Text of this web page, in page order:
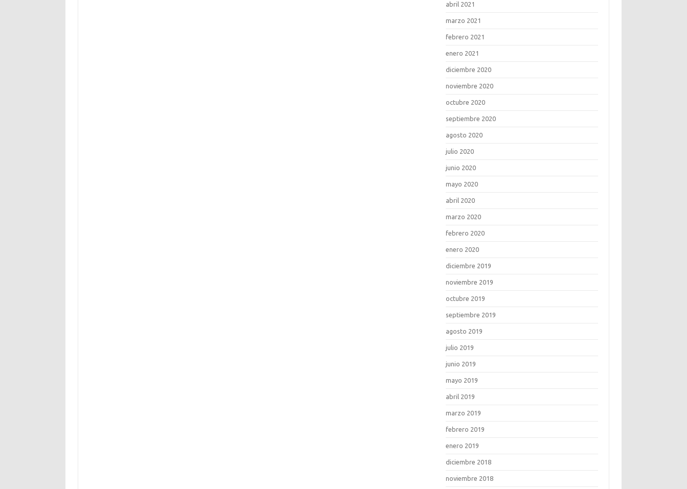
abril 2021
marzo 2021
febrero 2021
enero 2021
diciembre 2020
noviembre 2020
octubre 2020
septiembre 2020
agosto 2020
julio 2020
junio 2020
mayo 2020
abril 2020
marzo 2020
febrero 2020
enero 2020
diciembre 2019
noviembre 2019
octubre 2019
septiembre 2019
agosto 2019
julio 2019
junio 2019
mayo 2019
abril 2019
marzo 2019
febrero 2019
enero 2019
diciembre 2018
noviembre 2018